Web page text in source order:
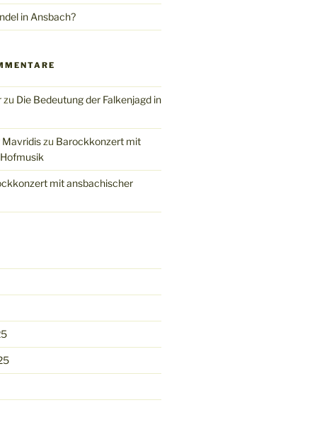
in Ansbach?
zu Die Bedeutung der Falkenjagd in
Mavridiszu Barockkonzert mit
mit ansbachischer